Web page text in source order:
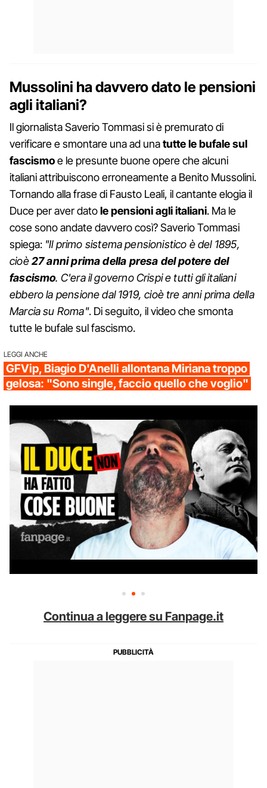
Mussolini ha davvero dato le pensioni
agli italiani?
Il giornalista Saverio Tommasi si è premurato di
verificare e smontare una ad unatutte le bufale sul
fascismoe le presunte buone opere che alcuni
italiani attribuiscono erroneamente a Benito Mussolini.
Tornando alla frase di Fausto Leali, il cantante elogia il
Duce per aver datole pensioni agli italiani. Ma le
cose sono andate davvero così? Saverio Tommasi
spiega: "Il primo sistema pensionistico è del 1895,
cioè27 anni prima della presa del potere del
fascismo. C'era il governo Crispi e tutti gli italiani
ebbero la pensione dal 1919, cioè tre anni prima della
Marcia su Roma". Di seguito, il video che smonta
tutte le bufale sul fascismo.
LEGGI ANCHE
GFVip, Biagio D'Anelli allontana Miriana troppo
gelosa: "Sono single, faccio quello che voglio"
Continua a leggere su Fanpage.it